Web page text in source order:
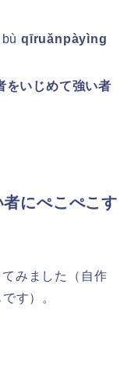
bùqīruǎnpàyìng
をいじめて強い者
にぺこぺこす
みました（自作
す）。